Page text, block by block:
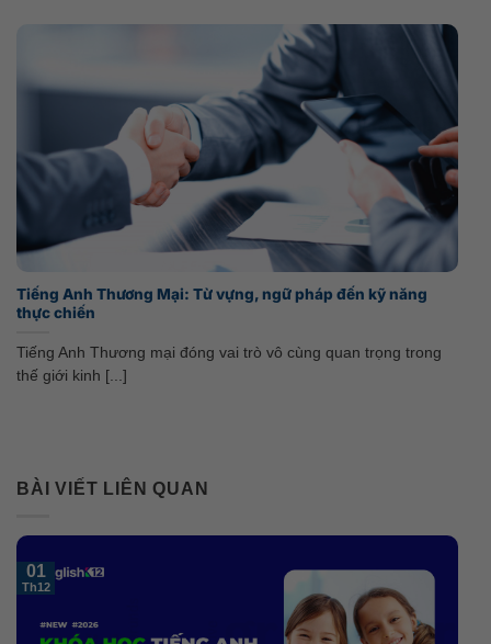
Tiếng Anh Thương Mại: Từ vựng, ngữ pháp đến kỹ năng
thực chiến
Tiếng Anh Thương mại đóng vai trò vô cùng quan trọng trong
thế giới kinh [...]
BÀI VIẾT LIÊN QUAN
01
Th12